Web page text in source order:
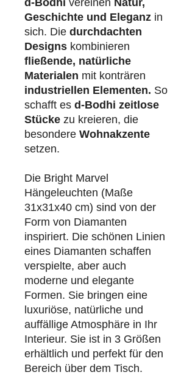
Geschichte und Eleganz in
sich. Die durchdachten
Designs kombinieren
fließende, natürliche
Materialen mit konträren
industriellen Elementen. So
schafft es d-Bodhi zeitlose
Stücke zu kreieren, die
besondere Wohnakzente
setzen.
Die Bright Marvel
Hängeleuchten (Maße
31x31x40 cm) sind von der
Form von Diamanten
inspiriert. Die schönen Linien
eines Diamanten schaffen
verspielte, aber auch
moderne und elegante
Formen. Sie bringen eine
luxuriöse, natürliche und
auffällige Atmosphäre in Ihr
Interieur. Sie ist in 3 Größen
erhältlich und perfekt für den
Bereich über dem Tisch.